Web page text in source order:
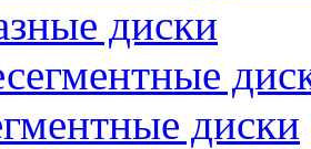
диски
диски